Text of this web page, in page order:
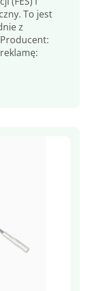
To jest
z